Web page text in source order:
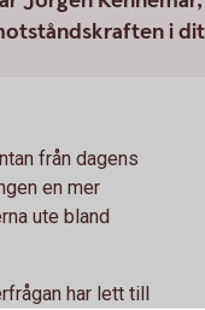
i
från dagens
en mer
ute bland
har lett till